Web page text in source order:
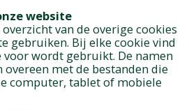
website
van de overige cookies
gebruiken. Bij elke cookie vind
voor wordt gebruikt. De namen
overeen met de bestanden die
computer, tablet of mobiele